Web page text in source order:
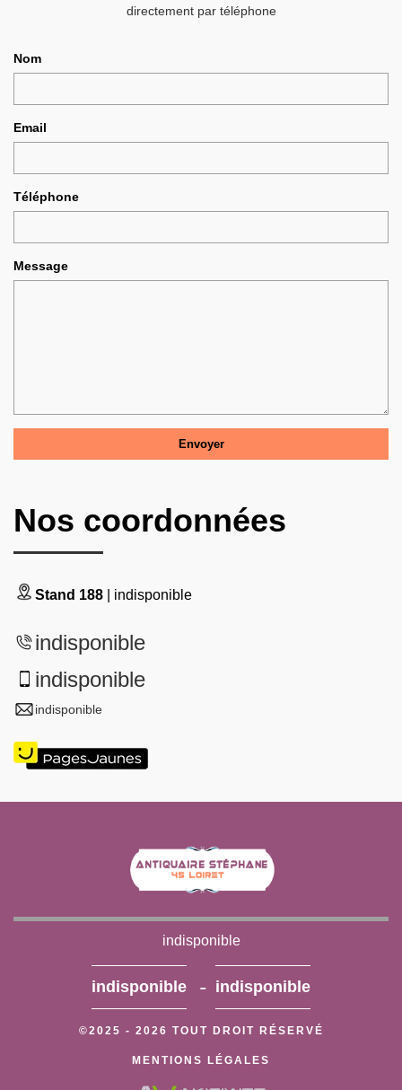
directement par téléphone
Nom
Email
Téléphone
Message
Nos coordonnées
Stand 188 | indisponible
indisponible
indisponible
indisponible
indisponible
indisponible - indisponible
©2025 - 2026 TOUT DROIT RÉSERVÉ
MENTIONS LÉGALES